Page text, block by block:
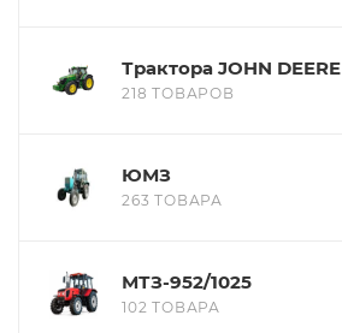
Трактора JOHN DEERE
218 ТОВАРОВ
ЮМЗ
263 ТОВАРА
МТЗ-952/1025
102 ТОВАРА